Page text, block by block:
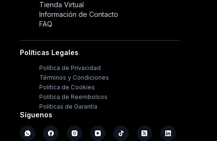
Tienda Virtual
Información de Contacto
FAQ
Políticas Legales
Política de Privacidad
Términos y Condiciones
Política de Cookies
Política de Reembolsos
Políticas de Garantía
Síguenos